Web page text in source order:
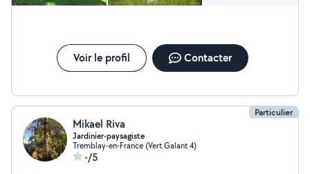
Voir le profil Contacter
Particulier
Mikael Riva
Jardinier-paysagiste
Tremblay-en-France (Vert Galant 4)
-/5